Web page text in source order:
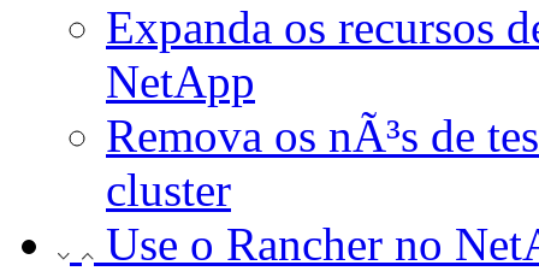
Expanda os recursos
NetApp
Remova os nÃ³s de
cluster
Use o Rancher no